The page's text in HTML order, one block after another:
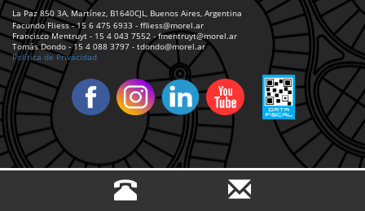
La Paz 850 3A, Martínez, B1640CJL, Buenos Aires, Argentina
Facundo Fliess - 15 6 475 6933 - ffliess@morel.ar
Francisco Mentruyt - 15 4 043 7552 - fmentruyt@morel.ar
Tomás Dondo - 15 4 088 3797 - tdondo@morel.ar
Política de Privacidad